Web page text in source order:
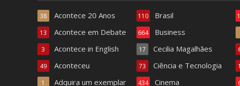
Acontece 20 Anos
38
Acontece em Debate
13
Acontece in English
3
Aconteceu
49
Adquira um exemplar
1
Brasil
110
Business
664
Cecilia Magalhães
17
Ciência e Tecnologia
73
Cinema
434